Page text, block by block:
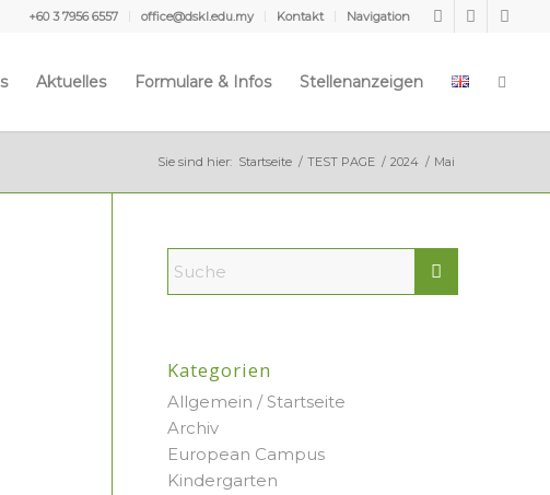
+60 3 7956 6557 office@dskl.edu.my Kontakt Navigation
Aktuelles Formulare & Infos Stellenanzeigen
Sie sind hier: Startseite / TEST PAGE / 2024 / Mai
Kategorien
Allgemein / Startseite
Archiv
European Campus
Kindergarten